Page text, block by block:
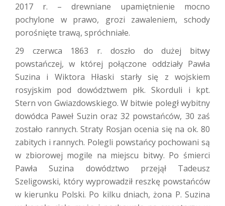
2017 r. – drewniane upamiętnienie mocno
pochylone w prawo, grozi zawaleniem, schody
porośnięte trawą, spróchniałe.
29 czerwca 1863 r. doszło do dużej bitwy
powstańczej, w której połączone oddziały Pawła
Suzina i Wiktora Hłaski starły się z wojskiem
rosyjskim pod dowództwem płk. Skorduli i kpt.
Stern von Gwiazdowskiego. W bitwie poległ wybitny
dowódca Paweł Suzin oraz 32 powstańców, 30 zaś
zostało rannych. Straty Rosjan ocenia się na ok. 80
zabitych i rannych. Polegli powstańcy pochowani są
w zbiorowej mogile na miejscu bitwy. Po śmierci
Pawła Suzina dowództwo przejął Tadeusz
Szeligowski, który wyprowadził reszkę powstańców
w kierunku Polski. Po kilku dniach, żona P. Suzina